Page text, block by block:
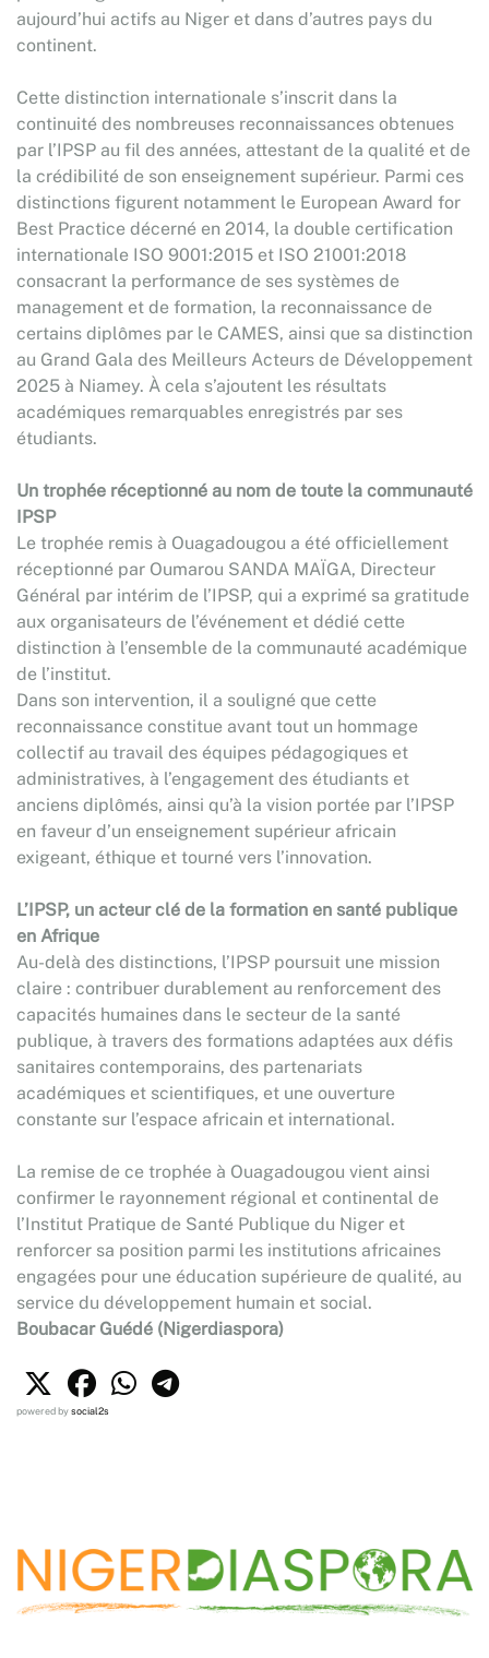
aujourd’hui actifs au Niger et dans d’autres pays du
continent.
Cette distinction internationale s’inscrit dans la
continuité des nombreuses reconnaissances obtenues
par l’IPSP au fil des années, attestant de la qualité et de
la crédibilité de son enseignement supérieur. Parmi ces
distinctions figurent notamment le European Award for
Best Practice décerné en 2014, la double certification
internationale ISO 9001:2015 et ISO 21001:2018
consacrant la performance de ses systèmes de
management et de formation, la reconnaissance de
certains diplômes par le CAMES, ainsi que sa distinction
au Grand Gala des Meilleurs Acteurs de Développement
2025 à Niamey. À cela s’ajoutent les résultats
académiques remarquables enregistrés par ses
étudiants.
Un trophée réceptionné au nom de toute la communauté
IPSP
Le trophée remis à Ouagadougou a été officiellement
réceptionné par Oumarou SANDA MAÏGA, Directeur
Général par intérim de l’IPSP, qui a exprimé sa gratitude
aux organisateurs de l’événement et dédié cette
distinction à l’ensemble de la communauté académique
de l’institut.
Dans son intervention, il a souligné que cette
reconnaissance constitue avant tout un hommage
collectif au travail des équipes pédagogiques et
administratives, à l’engagement des étudiants et
anciens diplômés, ainsi qu’à la vision portée par l’IPSP
en faveur d’un enseignement supérieur africain
exigeant, éthique et tourné vers l’innovation.
L’IPSP, un acteur clé de la formation en santé publique
en Afrique
Au-delà des distinctions, l’IPSP poursuit une mission
claire : contribuer durablement au renforcement des
capacités humaines dans le secteur de la santé
publique, à travers des formations adaptées aux défis
sanitaires contemporains, des partenariats
académiques et scientifiques, et une ouverture
constante sur l’espace africain et international.
La remise de ce trophée à Ouagadougou vient ainsi
confirmer le rayonnement régional et continental de
l’Institut Pratique de Santé Publique du Niger et
renforcer sa position parmi les institutions africaines
engagées pour une éducation supérieure de qualité, au
service du développement humain et social.
Boubacar Guédé (Nigerdiaspora)
powered bysocial2s